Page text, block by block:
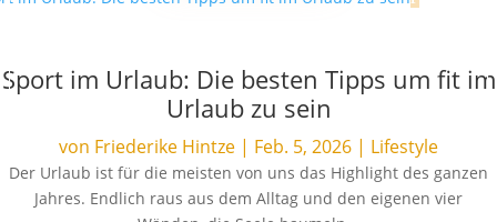
Sport im Urlaub: Die besten Tipps um fit im
Urlaub zu sein
von Friederike Hintze | Feb. 5, 2026 | Lifestyle
Der Urlaub ist für die meisten von uns das Highlight des ganzen
Jahres. Endlich raus aus dem Alltag und den eigenen vier